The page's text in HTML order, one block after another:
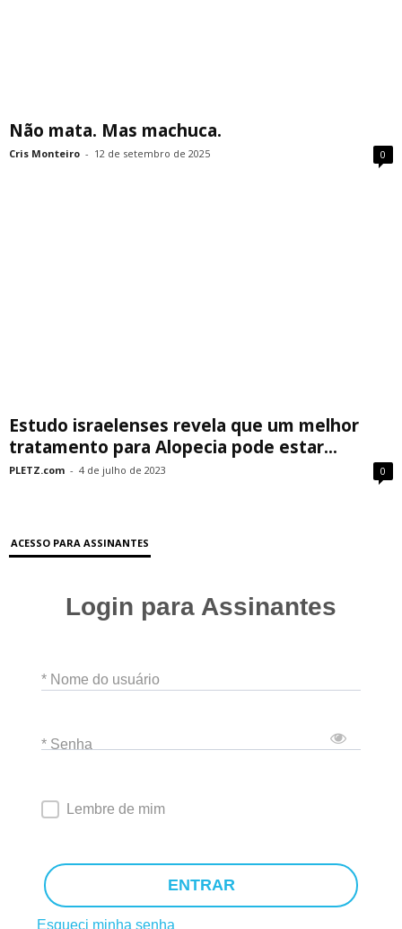
Não mata. Mas machuca.
Cris Monteiro - 12 de setembro de 2025 0
Estudo israelenses revela que um melhor
tratamento para Alopecia pode estar...
PLETZ.com - 4 de julho de 2023 0
ACESSO PARA ASSINANTES
Login para Assinantes
* Nome do usuário
* Senha
Lembre de mim
ENTRAR
Esqueci minha senha